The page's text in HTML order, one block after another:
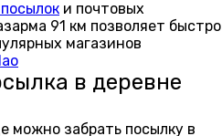
и почтовых
91 км позволяет быстро
магазинов
в деревне
можно забрать посылку в